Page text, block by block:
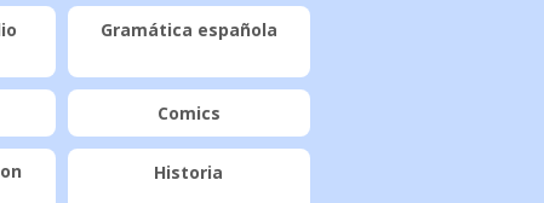
Gramática española
Comics
Historia